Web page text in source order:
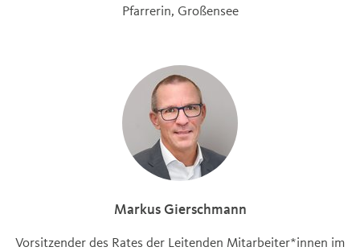
Pfarrerin, Großensee
Markus Gierschmann
Vorsitzender des Rates der Leitenden Mitarbeiter*innen im